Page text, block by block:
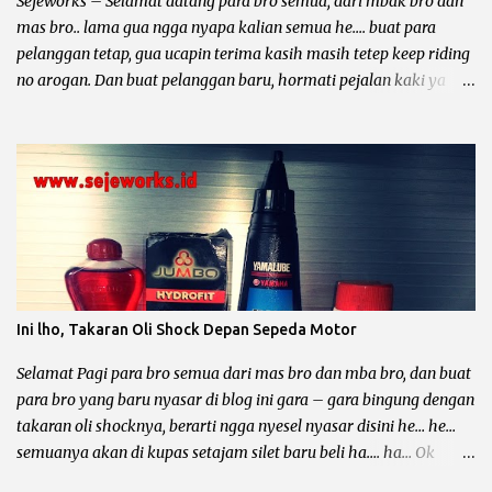
...
mas bro.. lama gua ngga nyapa kalian semua he.... buat para
pelanggan tetap, gua ucapin terima kasih masih tetep keep riding
no arogan. Dan buat pelanggan baru, hormati pejalan kaki ya
Prima, Legenda, Supra Fit dan Revo 100. Et... dah... mantep bingit
kan bro di borong semua he.... he... Sebelum kita ngomong lebih
dalam tentang kelistrikan motor – motor tersebut, gua mau
minta tolong. Dari pada nyebar berita hoak yang ngga ada
habisnya dan tidak bermanfaat bagi diri sendiri dan orang lain,
mending sebar artikel – artikel dari blog yang keren ini he..... he....
Motor Grand dan temen – temennya memang sangatlah bandel
untuk dipakai sehari – hari, mau buat bawa galon, dagang
somay atau untuk ngojek dan sampai buat jalan – jalan sore he....
he... Lho kok gitu ? Emang iya bro, karena sa...
Ini lho, Takaran Oli Shock Depan Sepeda Motor
Selamat Pagi para bro semua dari mas bro dan mba bro, dan buat
para bro yang baru nyasar di blog ini gara – gara bingung dengan
takaran oli shocknya, berarti ngga nyesel nyasar disini he… he…
semuanya akan di kupas setajam silet baru beli ha…. ha… Ok